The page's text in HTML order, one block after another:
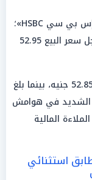
وتكرر ذات المشهد السعري في بنك «إتش إس بي سي HSBC»؛
حيث وصل سعر الشراء إلى 52.85 جنيه، وسجل سعر البيع 52.95
وفي بنك «الإسكندرية»، سجل سعر الشراء 52.85 جنيه، بينما بلغ
التوحد الشديد في هوامش
المالية
استثنائي